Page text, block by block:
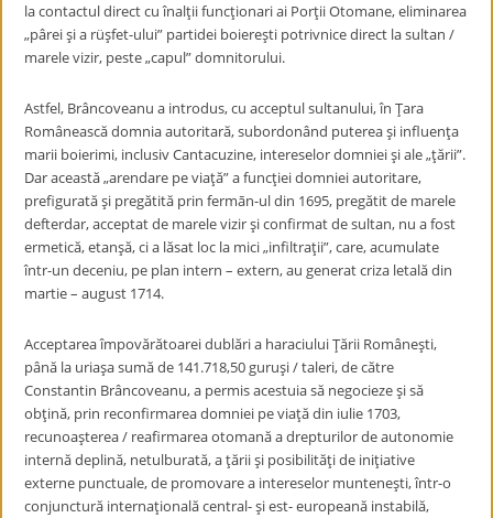
la contactul direct cu înalţii funcţionari ai Porţii Otomane, eliminarea
„pârei şi a rüşfet-ului” partidei boiereşti potrivnice direct la sultan /
marele vizir, peste „capul” domnitorului.
Astfel, Brâncoveanu a introdus, cu acceptul sultanului, în Ţara
Românească domnia autoritară, subordonând puterea şi influenţa
marii boierimi, inclusiv Cantacuzine, intereselor domniei şi ale „ţării”.
Dar această „arendare pe viaţă” a funcţiei domniei autoritare,
prefigurată şi pregătită prin fermān-ul din 1695, pregătit de marele
defterdar, acceptat de marele vizir şi confirmat de sultan, nu a fost
ermetică, etanşă, ci a lăsat loc la mici „infiltraţii”, care, acumulate
într-un deceniu, pe plan intern – extern, au generat criza letală din
martie – august 1714.
Acceptarea împovărătoarei dublări a haraciului Ţării Româneşti,
până la uriaşa sumă de 141.718,50 guruşi / taleri, de către
Constantin Brâncoveanu, a permis acestuia să negocieze şi să
obţină, prin reconfirmarea domniei pe viaţă din iulie 1703,
recunoaşterea / reafirmarea otomană a drepturilor de autonomie
internă deplină, netulburată, a ţării şi posibilităţi de iniţiative
externe punctuale, de promovare a intereselor munteneşti, într-o
conjunctură internaţională central- şi est- europeană instabilă,